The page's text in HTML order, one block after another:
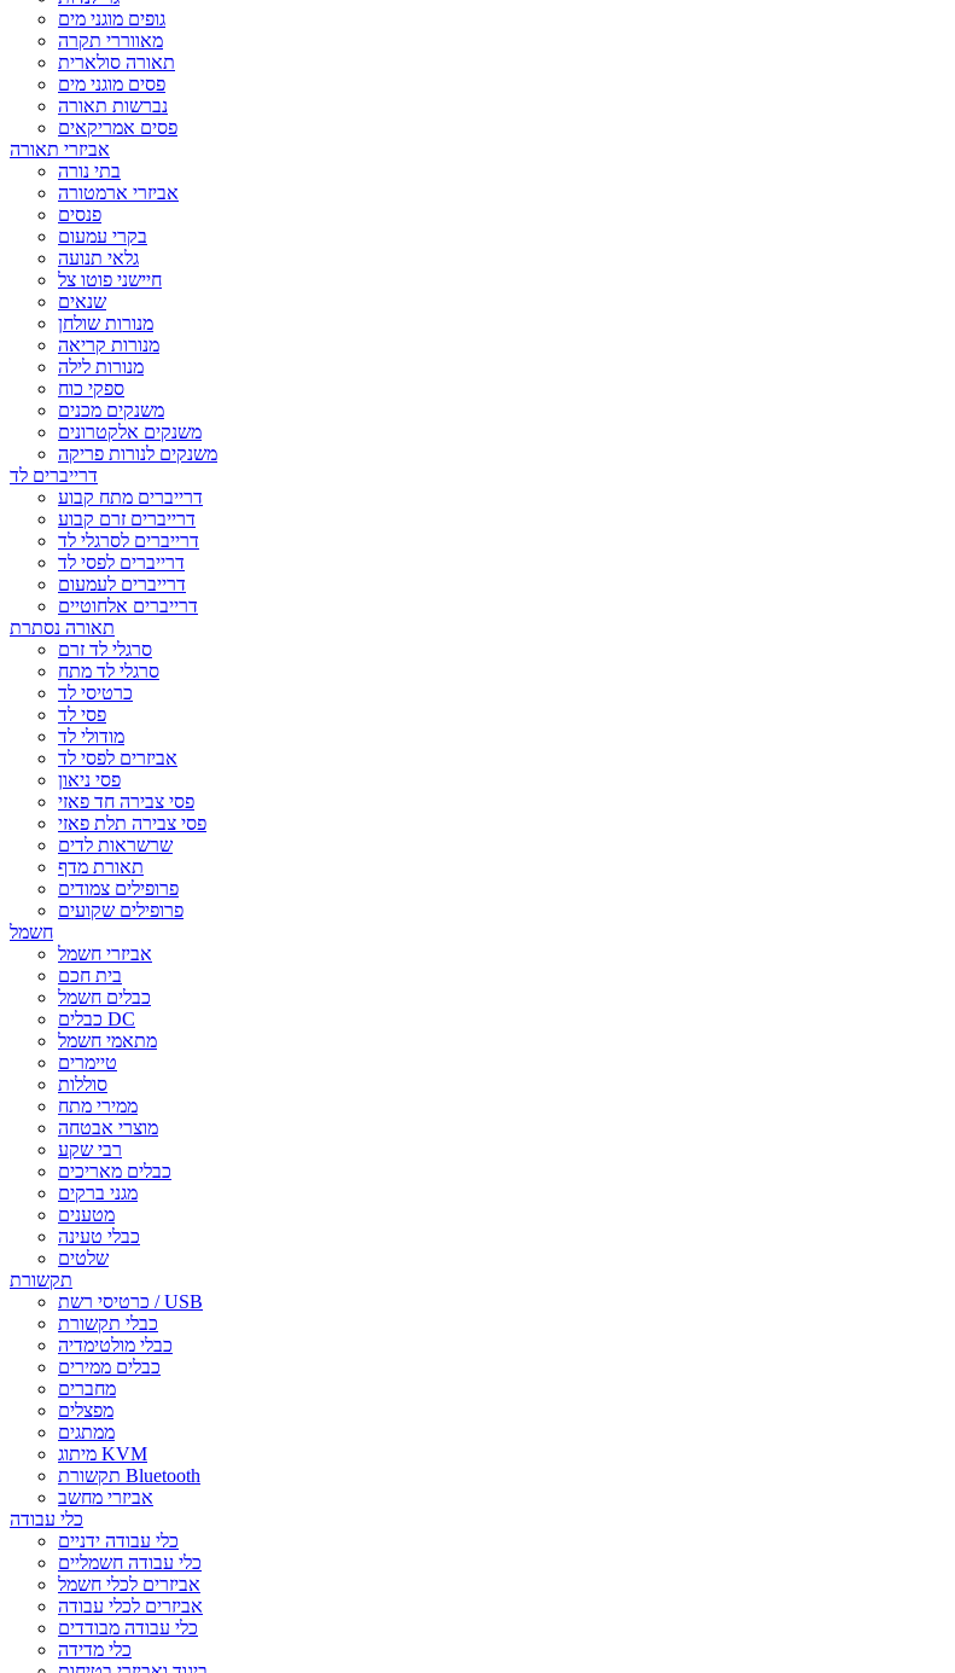
גופים מוגני מים
מאווררי תקרה
תאורה סולארית
פסים מוגני מים
נברשות תאורה
פסים אמריקאים
אביזרי תאורה
בתי נורה
אביזרי ארמטורה
פנסים
בקרי עמעום
גלאי תנועה
חיישני פוטו צל
שנאים
מנורות שולחן
מנורות קריאה
מנורות לילה
ספקי כוח
משנקים מכנים
משנקים אלקטרונים
משנקים לנורות פריקה
דרייברים לד
דרייברים מתח קבוע
דרייברים זרם קבוע
דרייברים לסרגלי לד
דרייברים לפסי לד
דרייברים לעמעום
דרייברים אלחוטיים
תאורה נסתרת
סרגלי לד זרם
סרגלי לד מתח
כרטיסי לד
פסי לד
מודולי לד
אביזרים לפסי לד
פסי ניאון
פסי צבירה חד פאזי
פסי צבירה תלת פאזי
שרשראות לדים
תאורת מדף
פרופילים צמודים
פרופילים שקועים
חשמל
אביזרי חשמל
בית חכם
כבלים חשמל
כבלים DC
מתאמי חשמל
טיימרים
סוללות
ממירי מתח
מוצרי אבטחה
רבי שקע
כבלים מאריכים
מגני ברקים
מטענים
כבלי טעינה
שלטים
תקשורת
כרטיסי רשת / USB
כבלי תקשורת
כבלי מולטימדיה
כבלים ממירים
מחברים
מפצלים
ממתגים
מיתוג KVM
תקשורת Bluetooth
אביזרי מחשב
כלי עבודה
כלי עבודה ידניים
כלי עבודה חשמליים
אביזרים לכלי חשמל
אביזרים לכלי עבודה
כלי עבודה מבודדים
כלי מדידה